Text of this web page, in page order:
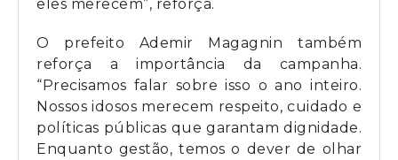
eles merecem”, reforça.
O prefeito Ademir Magagnin também
reforça a importância da campanha.
“Precisamos falar sobre isso o ano inteiro.
Nossos idosos merecem respeito, cuidado e
políticas públicas que garantam dignidade.
Enquanto gestão, temos o dever de olhar